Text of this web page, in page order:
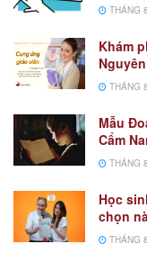
THÁNG
Khám
THÁNG
Mẫu
Cẩm
THÁNG
Học
chọn
THÁNG